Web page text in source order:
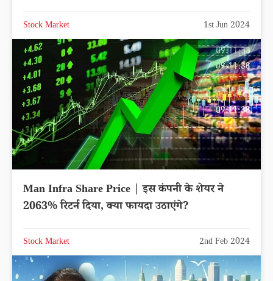
Stock Market 1st Jun 2024
Man Infra Share Price | इस कंपनी के शेयर ने
2063% रिटर्न दिया, क्या फायदा उठाएंगे?
Stock Market 2nd Feb 2024